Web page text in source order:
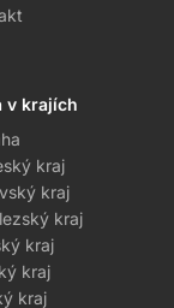
v krajích
kraj
kraj
kraj
kraj
kraj
kraj